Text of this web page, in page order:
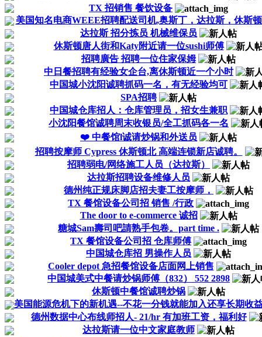
TX 招销售 餐饮设备
美国知名电商WEEE招聘配送司机,奥斯丁，达拉斯，休斯顿
达拉斯 招分拣员 机械维保员
休斯顿唐人街和Katy附近请一位sushi师傅
招聘廣告 招聘一位住家保姆
中日餐招聘有经验女企台,离休斯顿近一个小时
中国城小沈阳诚聘抓码一名，有无经验均可
SPA招聘
中国城仓库招人：仓库管理员，招女生兼职
小沈阳餐馆诚聘周末收银员/全工抓码各一名
❤️ 中餐馆l诚请炒锅和外送员
招聘按摩师 Cypress 休斯顿北 高端连锁新店诚聘。
招聘弱电/网络施工人员（达拉斯）
达拉斯招聘设备维修人员
德州纯正规床脚店招夫妻工按摩师，
TX 餐馆设备公司招 销售 /行政
The door to e-commerce 诚招
糖城Sam壽司吧請熟手包卷。part time .
TX 餐馆设备公司招 仓库师傅
中国城仓库招 男操作人员
Cooler depot 急招餐馆设备店面网上销售
中国城美式中餐请炒锅师傅（832） 552 2898
休斯顿中餐馆诚聘炒锅
美国能源危机下的新机遇--不花一分钱就能加入还享长期收
德州数据中心布线师招人- 21/hr 有加班工资，福利好
达拉斯请一位中文家庭教师